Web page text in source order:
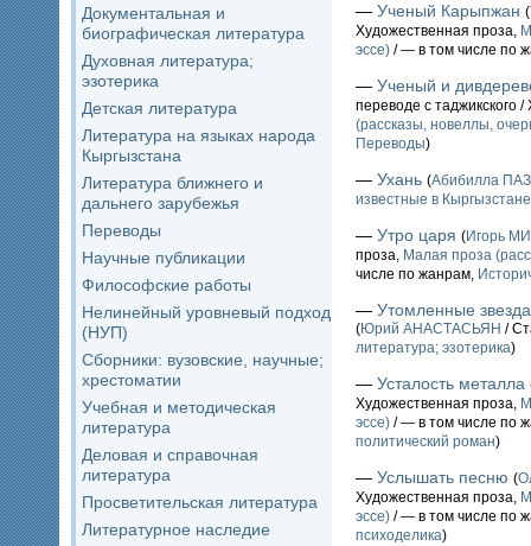
Документальная и
биографическая литература
Духовная литература;
эзотерика
Детская литература
Литература на языках народа
Кыргызстана
Литература ближнего и
дальнего зарубежья
Переводы
Научные публикации
Философские работы
Нелинейный уровневый подход
(НУП)
Сборники: вузовские, научные;
хрестоматии
Учебная и методическая
литература
Деловая и справочная
литература
Просветительская литература
Литературное наследие
— Ученый Карыпжан (
Художественная проза,
эссе) / — в том числе по
— Ученый и
переводе с таджикского
(рассказы, новеллы,
Переводы)
— Ухань (Абибилла
известные в
— Утро царя (Игорь
проза, Малая проза
числе по жанрам,
— Утомленные
(Юрий АНАСТАСЬЯН /
литература; эзотерика)
— Усталость металла
Художественная проза,
эссе) / — в том числе по
политический роман)
— Услышать песню (
Художественная проза,
эссе) / — в том числе по
психоделика)